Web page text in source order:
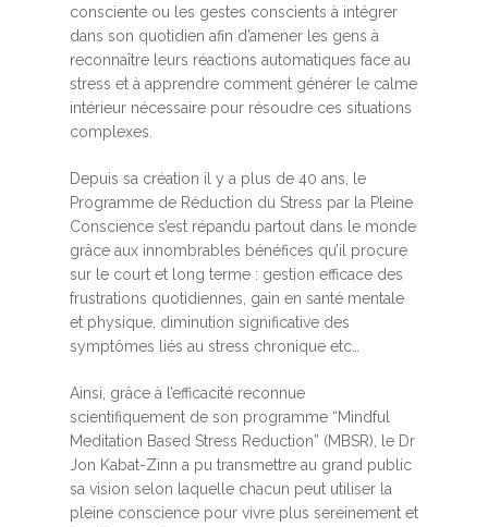
consciente ou les gestes conscients à intégrer
dans son quotidien afin d’amener les gens à
reconnaître leurs réactions automatiques face au
stress et à apprendre comment générer le calme
intérieur nécessaire pour résoudre ces situations
complexes.
Depuis sa création il y a plus de 40 ans, le
Programme de Réduction du Stress par la Pleine
Conscience s’est répandu partout dans le monde
grâce aux innombrables bénéfices qu’il procure
sur le court et long terme : gestion efficace des
frustrations quotidiennes, gain en santé mentale
et physique, diminution significative des
symptômes liés au stress chronique etc…
Ainsi, grâce à l’efficacité reconnue
scientifiquement de son programme “Mindful
Meditation Based Stress Reduction” (MBSR), le Dr
Jon Kabat-Zinn a pu transmettre au grand public
sa vision selon laquelle chacun peut utiliser la
pleine conscience pour vivre plus sereinement et